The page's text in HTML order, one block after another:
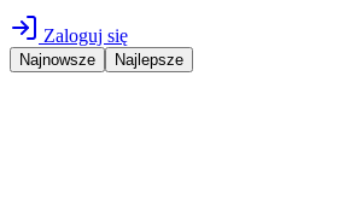
Zaloguj się
Najnowsze Najlepsze